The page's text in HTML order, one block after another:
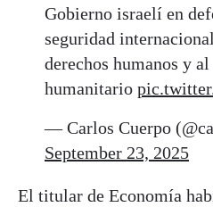
Gobierno israelí en
seguridad
derechos humanos y
humanitario
— Carlos Cuerpo
September 23, 2025
El titular de Economía